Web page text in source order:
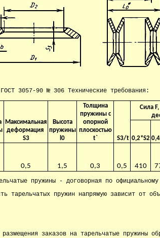
3057-90 № 306 Технические требования:
Максимальная
деформация
S3
Высота
пружины
l0
Толщина
пружины с
опорной
плоскостью
t`
S3/t
Сила
0,2*S2
0,5 1,5 0,3 0,5 410
пружины - договорная по
тарельчатых пружин напрямую зависит от
заказов на тарельчатые пружины